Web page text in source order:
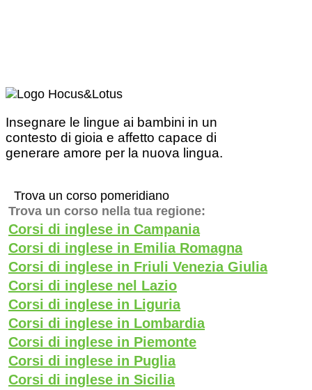
Insegnare le lingue ai bambini in un
contesto di gioia e affetto capace di
generare amore per la nuova lingua.
Trova un corso pomeridiano
Trova un corso nella tua regione:
Corsi di inglese in Campania
Corsi di inglese in Emilia Romagna
Corsi di inglese in Friuli Venezia Giulia
Corsi di inglese nel Lazio
Corsi di inglese in Liguria
Corsi di inglese in Lombardia
Corsi di inglese in Piemonte
Corsi di inglese in Puglia
Corsi di inglese in Sicilia